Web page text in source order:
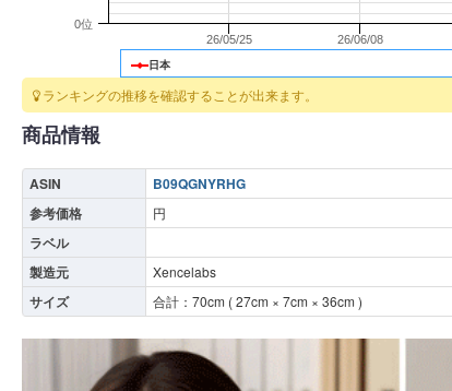
日本
26/05/25 26/06/08
0位
ランキングの推移を確認することが出来ます。
商品情報
ASIN B09QGNYRHG
参考価格
円
ラベル
製造元
Xencelabs
サイズ 合計： 70cm (27cm × 7cm × 36cm )